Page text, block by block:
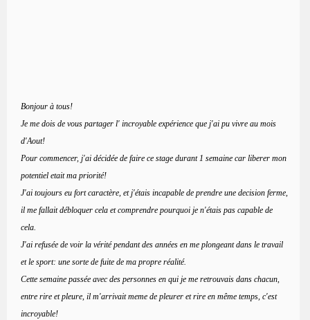
Bonjour à tous!
Je me dois de vous partager l' incroyable expérience que j'ai pu vivre au mois
d'Aout!
Pour commencer, j'ai décidée de faire ce stage durant 1 semaine car liberer mon
potentiel etait ma priorité!
J'ai toujours eu fort caractère, et j'étais incapable de prendre une decision ferme,
il me fallait débloquer cela et comprendre pourquoi je n'étais pas capable de
cela.
J'ai refusée de voir la vérité pendant des années en me plongeant dans le travail
et le sport: une sorte de fuite de ma propre réalité.
Cette semaine passée avec des personnes en qui je me retrouvais dans chacun,
entre rire et pleure, il m'arrivait meme de pleurer et rire en même temps, c'est
incroyable!